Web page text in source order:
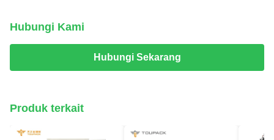
Hubungi Kami
Hubungi Sekarang
Produk terkait